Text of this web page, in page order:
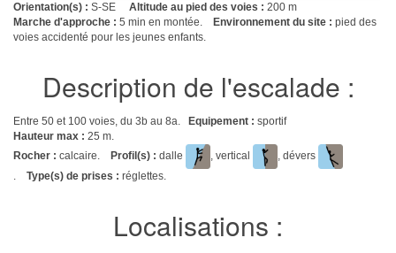
Orientation(s) : S-SE Altitude au pied des voies : 200 m
Marche d'approche : 5 min en montée. Environnement du site : pied des
voies accidenté pour les jeunes enfants.
Description de l'escalade :
Entre 50 et 100 voies, du 3b au 8a. Equipement : sportif
Hauteur max : 25 m.
Rocher : calcaire. Profil(s) : dalle , vertical
, dévers
. Type(s) de prises : réglettes.
Localisations :